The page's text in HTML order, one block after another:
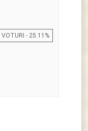
VOTURI - 25.11%